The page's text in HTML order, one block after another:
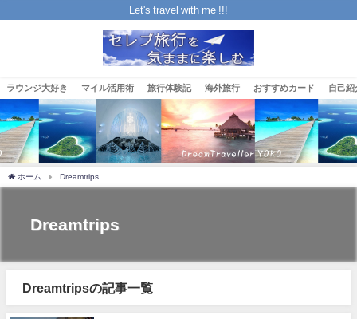
Let's travel with me !!!
ラウンジ大好き マイル活用術 旅行体験記 海外旅行 おすすめカード 自己紹
ホーム Dreamtrips
Dreamtrips
Dreamtripsの記事一覧